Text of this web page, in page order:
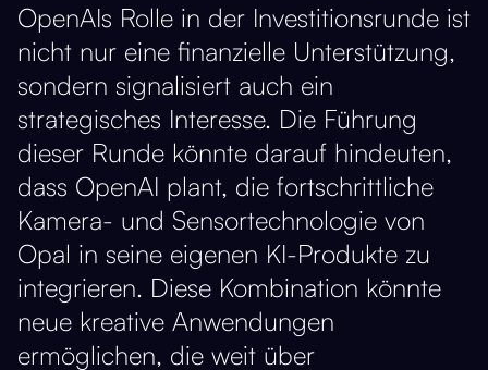
OpenAIs Rolle in der Investitionsrunde ist
nicht nur eine finanzielle Unterstützung,
sondern signalisiert auch ein
strategisches Interesse. Die Führung
dieser Runde könnte darauf hindeuten,
dass OpenAI plant, die fortschrittliche
Kamera- und Sensortechnologie von
Opal in seine eigenen KI-Produkte zu
integrieren. Diese Kombination könnte
neue kreative Anwendungen
ermöglichen, die weit über